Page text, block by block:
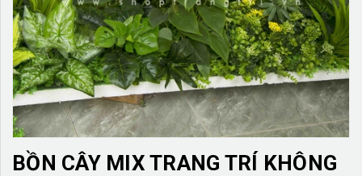
TƯỜNG CÂY GIẢ KHĂN TRẢI BÀN
TƯ VẤN LIÊN HỆ
BỒN CÂY MIX TRANG TRÍ KHÔNG